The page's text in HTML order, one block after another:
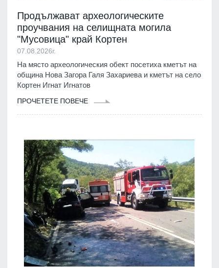
Продължават археологическите
проучвания на селищната могила
"Мусовица" край Кортен
07.08.2026г.
На място археологическия обект посетиха кметът на
община Нова Загора Галя Захариева и кметът на село
Кортен Игнат Игнатов
ПРОЧЕТЕТЕ ПОВЕЧЕ